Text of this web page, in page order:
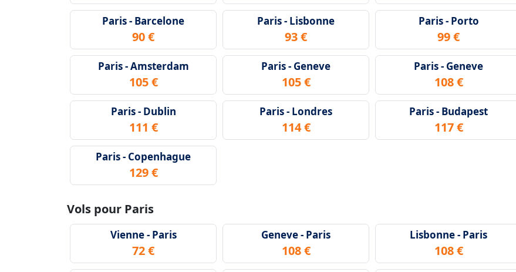
Paris - Barcelone
90 €
Paris - Lisbonne
93 €
Paris - Porto
99 €
Paris - Amsterdam
105 €
Paris - Geneve
105 €
Paris - Geneve
108 €
Paris - Dublin
111 €
Paris - Londres
114 €
Paris - Budapest
117 €
Paris - Copenhague
129 €
Vols pour Paris
Vienne - Paris
72 €
Geneve - Paris
108 €
Lisbonne - Paris
108 €